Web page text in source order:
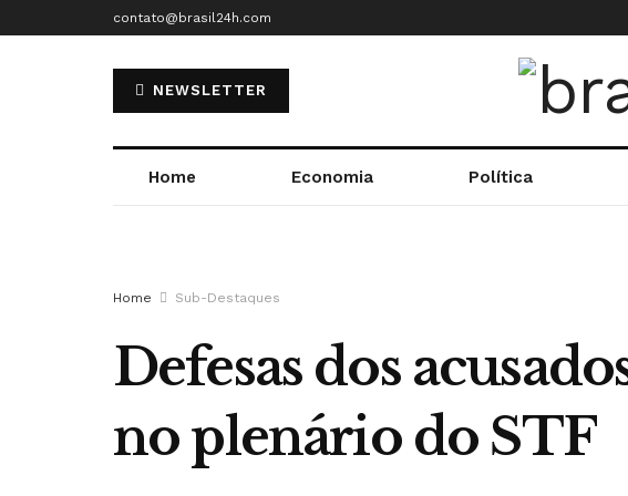
contato@brasil24h.com
NEWSLETTER
Home Economia Política
Home Sub-Destaques
Defesas dos
no plenário do STF